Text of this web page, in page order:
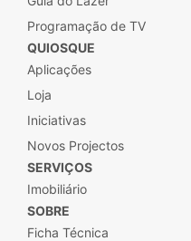
Programação de TV
QUIOSQUE
Aplicações
Loja
Iniciativas
Novos Projectos
SERVIÇOS
Imobiliário
SOBRE
Ficha Técnica